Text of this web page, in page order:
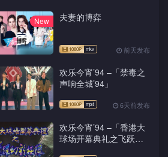
New 夫妻的博弈
前天发布
欢乐今宵’94 –「禁毒之
声响全城’94」
6天前发布
欢乐今宵’94 –「香港大
球场开幕典礼之飞跃幻